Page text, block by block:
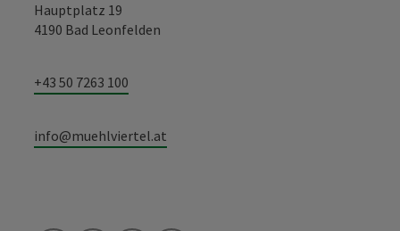
Hauptplatz 19
4190 Bad Leonfelden
+43 50 7263 100
info@muehlviertel.at